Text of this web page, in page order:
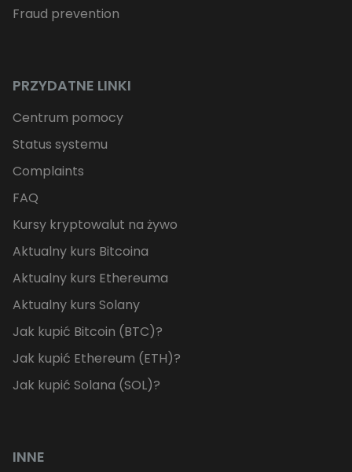
Fraud prevention
PRZYDATNE LINKI
Centrum pomocy
Status systemu
Complaints
FAQ
Kursy kryptowalut na żywo
Aktualny kurs Bitcoina
Aktualny kurs Ethereuma
Aktualny kurs Solany
Jak kupić Bitcoin (BTC)?
Jak kupić Ethereum (ETH)?
Jak kupić Solana (SOL)?
INNE